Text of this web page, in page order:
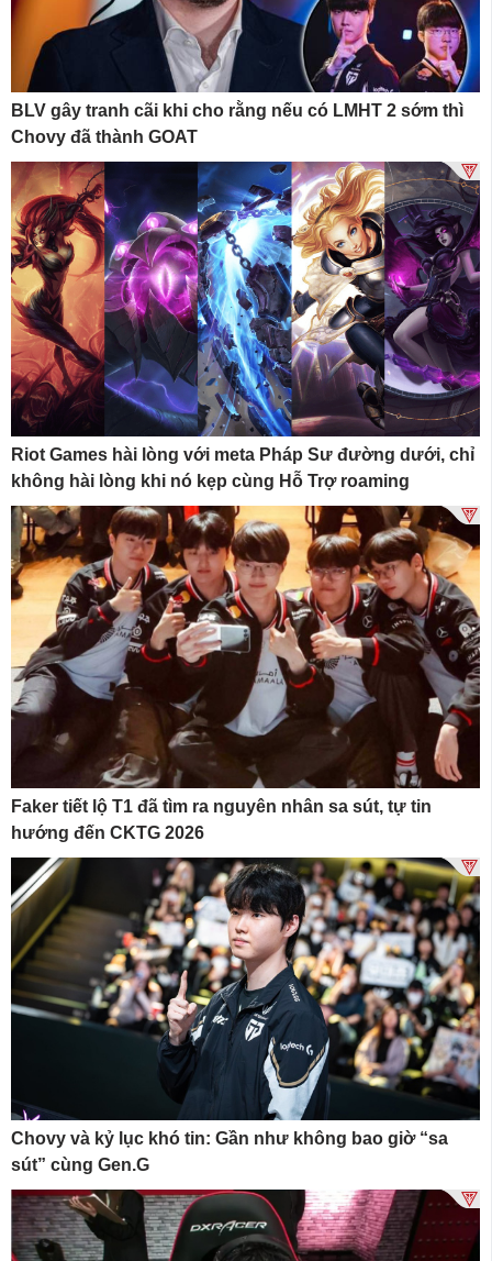
BLV gây tranh cãi khi cho rằng nếu có LMHT 2 sớm thì
Chovy đã thành GOAT
Riot Games hài lòng với meta Pháp Sư đường dưới, chỉ
không hài lòng khi nó kẹp cùng Hỗ Trợ roaming
Faker tiết lộ T1 đã tìm ra nguyên nhân sa sút, tự tin
hướng đến CKTG 2026
Chovy và kỷ lục khó tin: Gần như không bao giờ “sa
sút” cùng Gen.G